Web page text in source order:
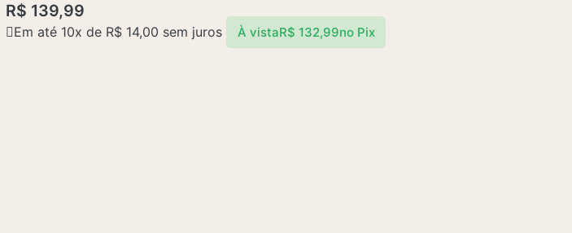
R$ 139,99
Em até 10x de R$ 14,00 sem juros À vistaR$ 132,99no Pix